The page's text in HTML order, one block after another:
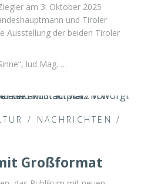
am 3. Oktober 2025
und Tiroler
Ausstellung der beiden Tiroler
lud Mag. …
/ NACHRICHTEN /
Großformat